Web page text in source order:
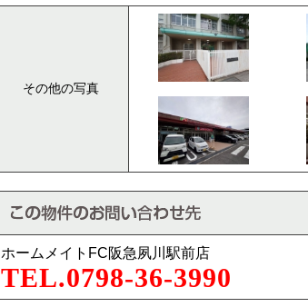
その他の写真
ホームメイトFC阪急夙川駅前店
TEL.0798-36-3990